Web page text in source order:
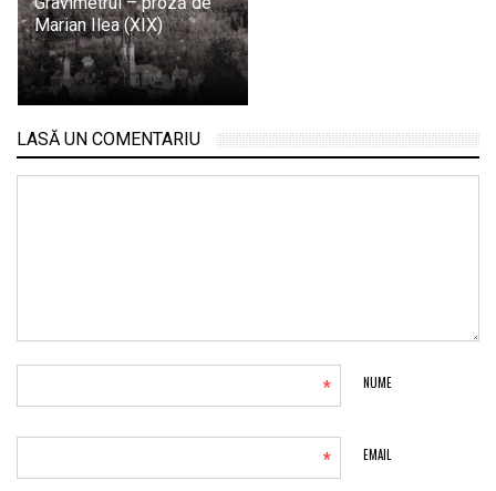
Marian Ilea (XIX)
LASĂ UN COMENTARIU
NUME
*
EMAIL
*